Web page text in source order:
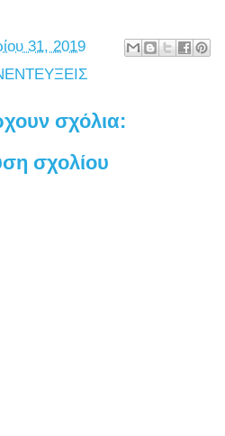
31, 2019
σχόλια:
σχολίου